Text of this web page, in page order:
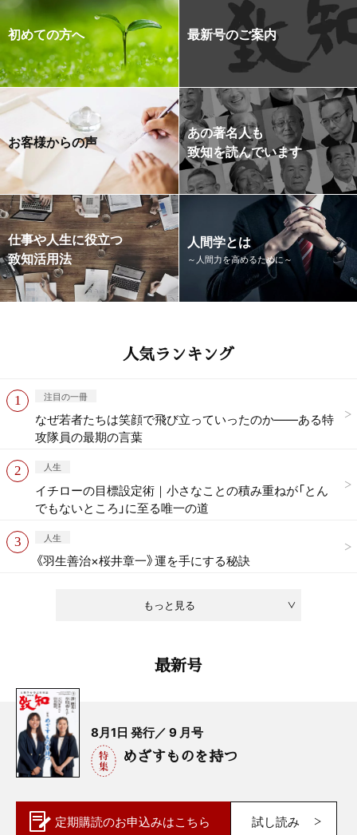
初めての方へ 最新号のご案内
お客様からの声
あの著名人も
致知を読んでいます
仕事や人生に役立つ
致知活用法
人間学とは
～人間力を高めるために～
人気ランキング
もっと見る
注目の一冊
なぜ若者たちは笑顔で飛び立っていったのか——ある特
攻隊員の最期の言葉
人生
イチローの目標設定術｜小さなことの積み重ねが「とん
でもないところ」に至る唯一の道
人生
《羽生善治×桜井章一》運を手にする秘訣
最新号
8月1日 発行／ 9 月号
めざすものを持つ
定期購読のお申込みはこちら 試し読み